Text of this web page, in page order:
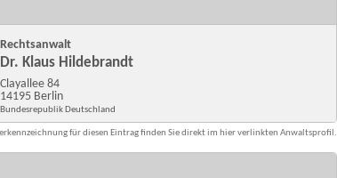
Rechtsanwalt
Dr. Klaus Hildebrandt
Clayallee 84
14195 Berlin
Bundesrepublik Deutschland
für diesen Eintrag finden Sie direkt im hier verlinkten Anwaltsprofil.